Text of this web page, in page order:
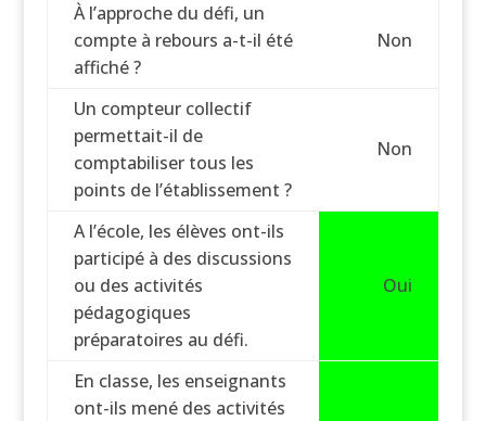
À l’approche du défi, un
compte à rebours a-t-il été
affiché ?
Non
Un compteur collectif
permettait-il de
comptabiliser tous les
points de l’établissement ?
Non
A l’école, les élèves ont-ils
participé à des discussions
ou des activités
pédagogiques
préparatoires au défi.
Oui
En classe, les enseignants
ont-ils mené des activités